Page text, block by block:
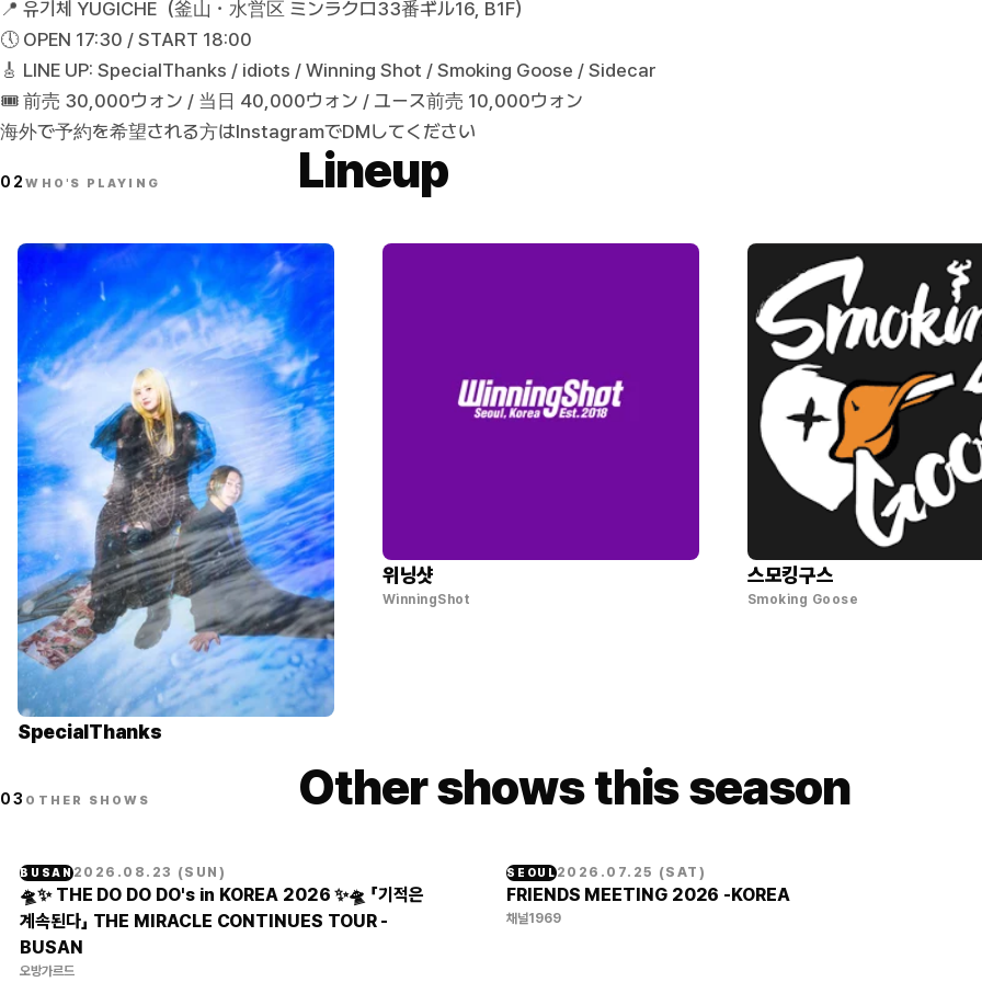
📍 유기체 YUGICHE（釜山・水営区 ミンラクロ33番ギル16, B1F）
🕔 OPEN 17:30 / START 18:00
🎸 LINE UP: SpecialThanks / idiots / Winning Shot / Smoking Goose / Sidecar
🎟 前売 30,000ウォン / 当日 40,000ウォン / ユース前売 10,000ウォン
海外で予約を希望される方はInstagramでDMしてください
02WHO'S PLAYING Lineup
SpecialThanks
위닝샷
WinningShot
스모킹구스
Smoking Goose
03 OTHER SHOWS Other shows this season
BUSAN2026.08.23 (SUN )
🛸✨ THE DO DO DO's in KOREA 2026 ✨🛸 「기적은
계속된다」 THE MIRACLE CONTINUES TOUR -
BUSAN
오방가르드
SEOUL2026.07.25 (SAT )
FRIENDS MEETING 2026 -KOREA
채널1969